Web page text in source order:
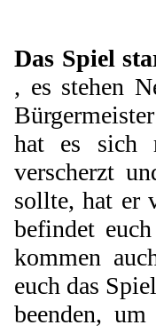
Das Spiel
, es stehen
hat es sich
verscherzt
sollte, hat er
befindet
kommen
euch das
beenden,